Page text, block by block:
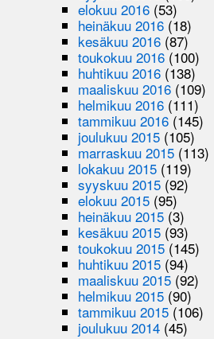
elokuu 2016 (53)
heinäkuu 2016 (18)
kesäkuu 2016 (87)
toukokuu 2016(100)
huhtikuu 2016 (138)
maaliskuu 2016 (109)
helmikuu 2016 (111)
tammikuu 2016(145)
joulukuu 2015 (105)
marraskuu 2015 (113)
lokakuu 2015 (119)
syyskuu 2015(92)
elokuu 2015 (95)
heinäkuu 2015 (3)
kesäkuu 2015 (93)
toukokuu 2015(145)
huhtikuu 2015 (94)
maaliskuu 2015 (92)
helmikuu 2015 (90)
tammikuu 2015(106)
joulukuu 2014 (45)